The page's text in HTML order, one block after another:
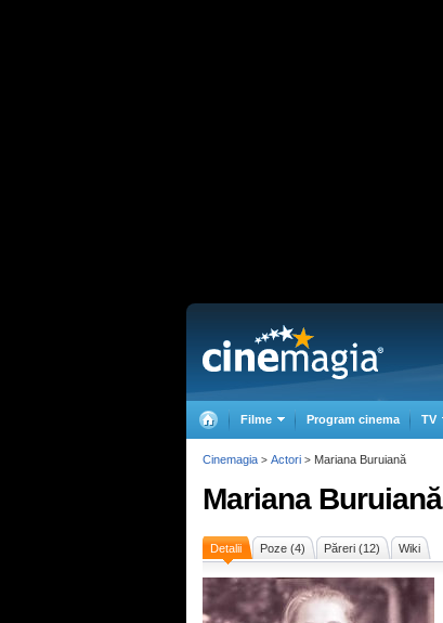
Filme Program cinema TV
Mariana Buruiană
Detalii Poze (4) Păreri (12) Wiki
Cinemagia > Actori > Mariana Buruiană